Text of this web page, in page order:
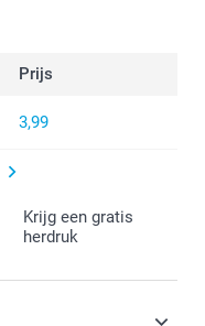
Prijs
3,99
Krijg een gratis
herdruk